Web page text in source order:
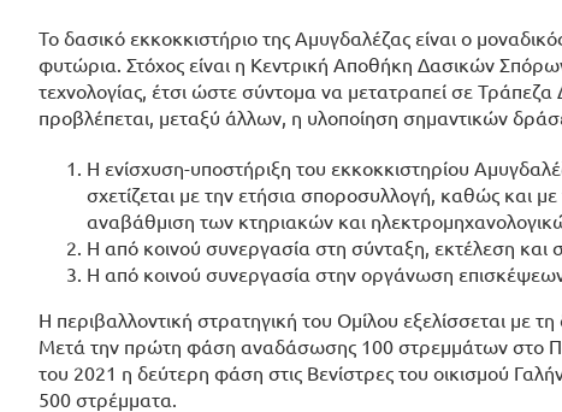
Το δασικό εκκοκκιστήριο της Αμυγδαλέζας είναι ο
φυτώρια. Στόχος είναι η Κεντρική Αποθήκη Δασικών
τεχνολογίας, έτσι ώστε σύντομα να μετατραπεί σε
προβλέπεται, μεταξύ άλλων, η υλοποίηση σημαντικών
H ενίσχυση-υποστήριξη του εκκοκκιστηρίου
σχετίζεται με την ετήσια σποροσυλλογή, καθώς και
αναβάθμιση των κτηριακών και
Η από κοινού συνεργασία στη σύνταξη, εκτέλεση και
Η από κοινού συνεργασία στην οργάνωση
Η περιβαλλοντική στρατηγική του Ομίλου εξελίσσεται με
Μετά την πρώτη φάση αναδάσωσης 100 στρεμμάτων στο
του 2021 η δεύτερη φάση στις Βενίστρες του οικισμού
500 στρέμματα.